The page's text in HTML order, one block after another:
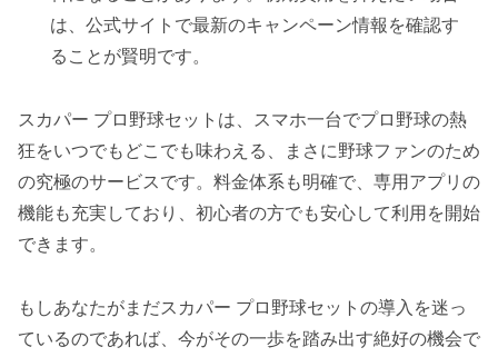
は、公式サイトで最新のキャンペーン情報を確認す
ることが賢明です。
スカパー プロ野球セットは、スマホ一台でプロ野球の熱
狂をいつでもどこでも味わえる、まさに野球ファンのため
の究極のサービスです。料金体系も明確で、専用アプリの
機能も充実しており、初心者の方でも安心して利用を開始
できます。
もしあなたがまだスカパー プロ野球セットの導入を迷っ
ているのであれば、今がその一歩を踏み出す絶好の機会で